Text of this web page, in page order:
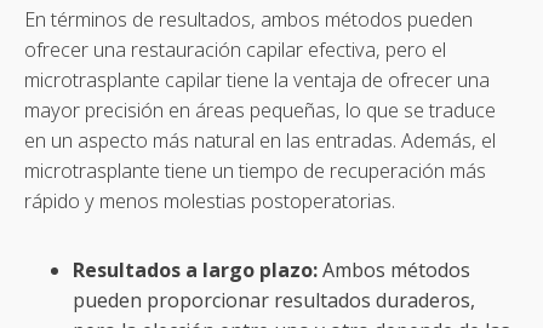
En términos de resultados, ambos métodos pueden
ofrecer una restauración capilar efectiva, pero el
microtrasplante capilar tiene la ventaja de ofrecer una
mayor precisión en áreas pequeñas, lo que se traduce
en un aspecto más natural en las entradas. Además, el
microtrasplante tiene un tiempo de recuperación más
rápido y menos molestias postoperatorias.
Resultados a largo plazo:Ambos métodos
pueden proporcionar resultados duraderos,